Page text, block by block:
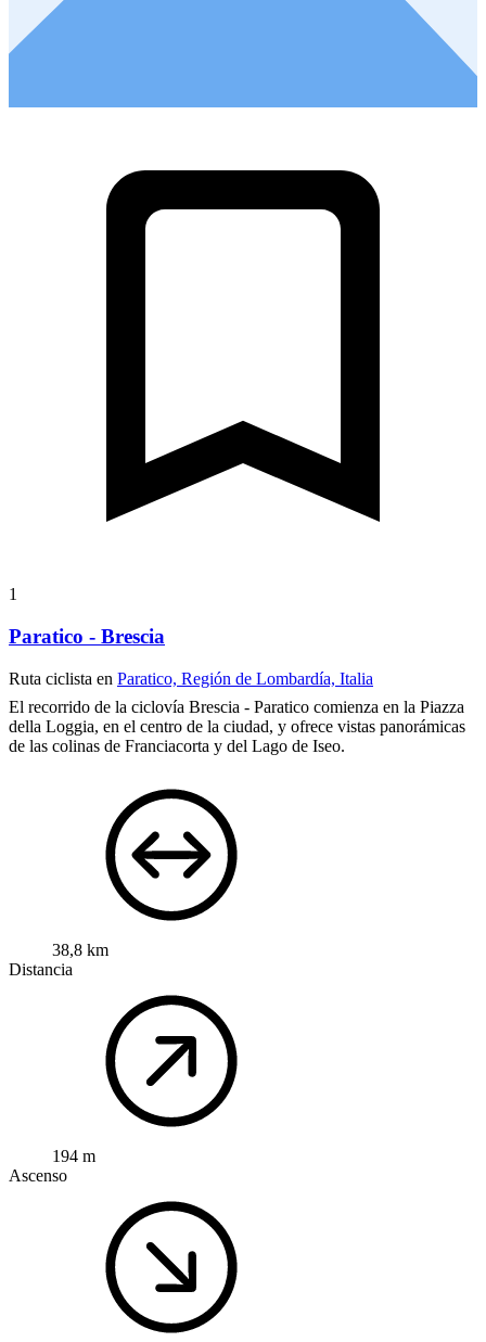
1
Paratico - Brescia
Ruta ciclista en Paratico, Región de Lombardía, Italia
El recorrido de la ciclovía Brescia - Paratico comienza en la Piazza
della Loggia, en el centro de la ciudad, y ofrece vistas panorámicas
de las colinas de Franciacorta y del Lago de Iseo.
38,8 km
Distancia
194 m
Ascenso